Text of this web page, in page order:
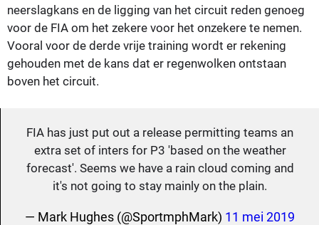
neerslagkans en de ligging van het circuit reden genoeg
voor de FIA om het zekere voor het onzekere te nemen.
Vooral voor de derde vrije training wordt er rekening
gehouden met de kans dat er regenwolken ontstaan
boven het circuit.
FIA has just put out a release permitting teams an
extra set of inters for P3 'based on the weather
forecast'. Seems we have a rain cloud coming and
it's not going to stay mainly on the plain.
— Mark Hughes (@SportmphMark) 11 mei 2019